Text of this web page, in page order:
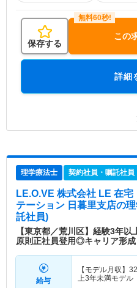
保存する
この
詳細
理学療法士 契約社員・嘱託社員
LE.O.VE 株式会社 LE 在
テーション 日暮里支店の
託社員)
【東京都／荒川区】経験3年
原則正社員登用◎キャリア形
給与
【モデル月収】
上3年未満モデル